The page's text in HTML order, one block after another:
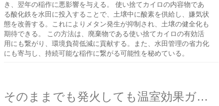
き、翌年の稲作に悪影響を与える。 使い捨てカイロの内容物であ
る酸化鉄を水田に投入することで、土壌中に酸素を供給し、嫌気状
態を改善する。これによりメタン発生が抑制され、土壌の健全化も
期待できる。 この方法は、廃棄物である使い捨てカイロの有効活
用にも繋がり、環境負荷低減に貢献する。また、水田管理の省力化
にも寄与し、持続可能な稲作に繋がる可能性を秘めている。
そのままでも発火しても温室効果ガスのメタン